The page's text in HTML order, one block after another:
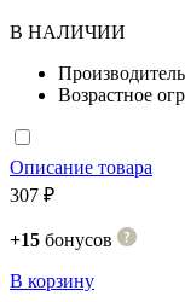
В НАЛИЧИИ
Производитель
Возрастное
Описание товара
307 ₽
+15 бонусов
В корзину